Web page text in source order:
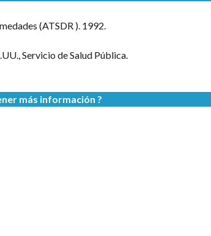
(ATSDR ). 1992.
Servicio de Salud Pública.
más información ?